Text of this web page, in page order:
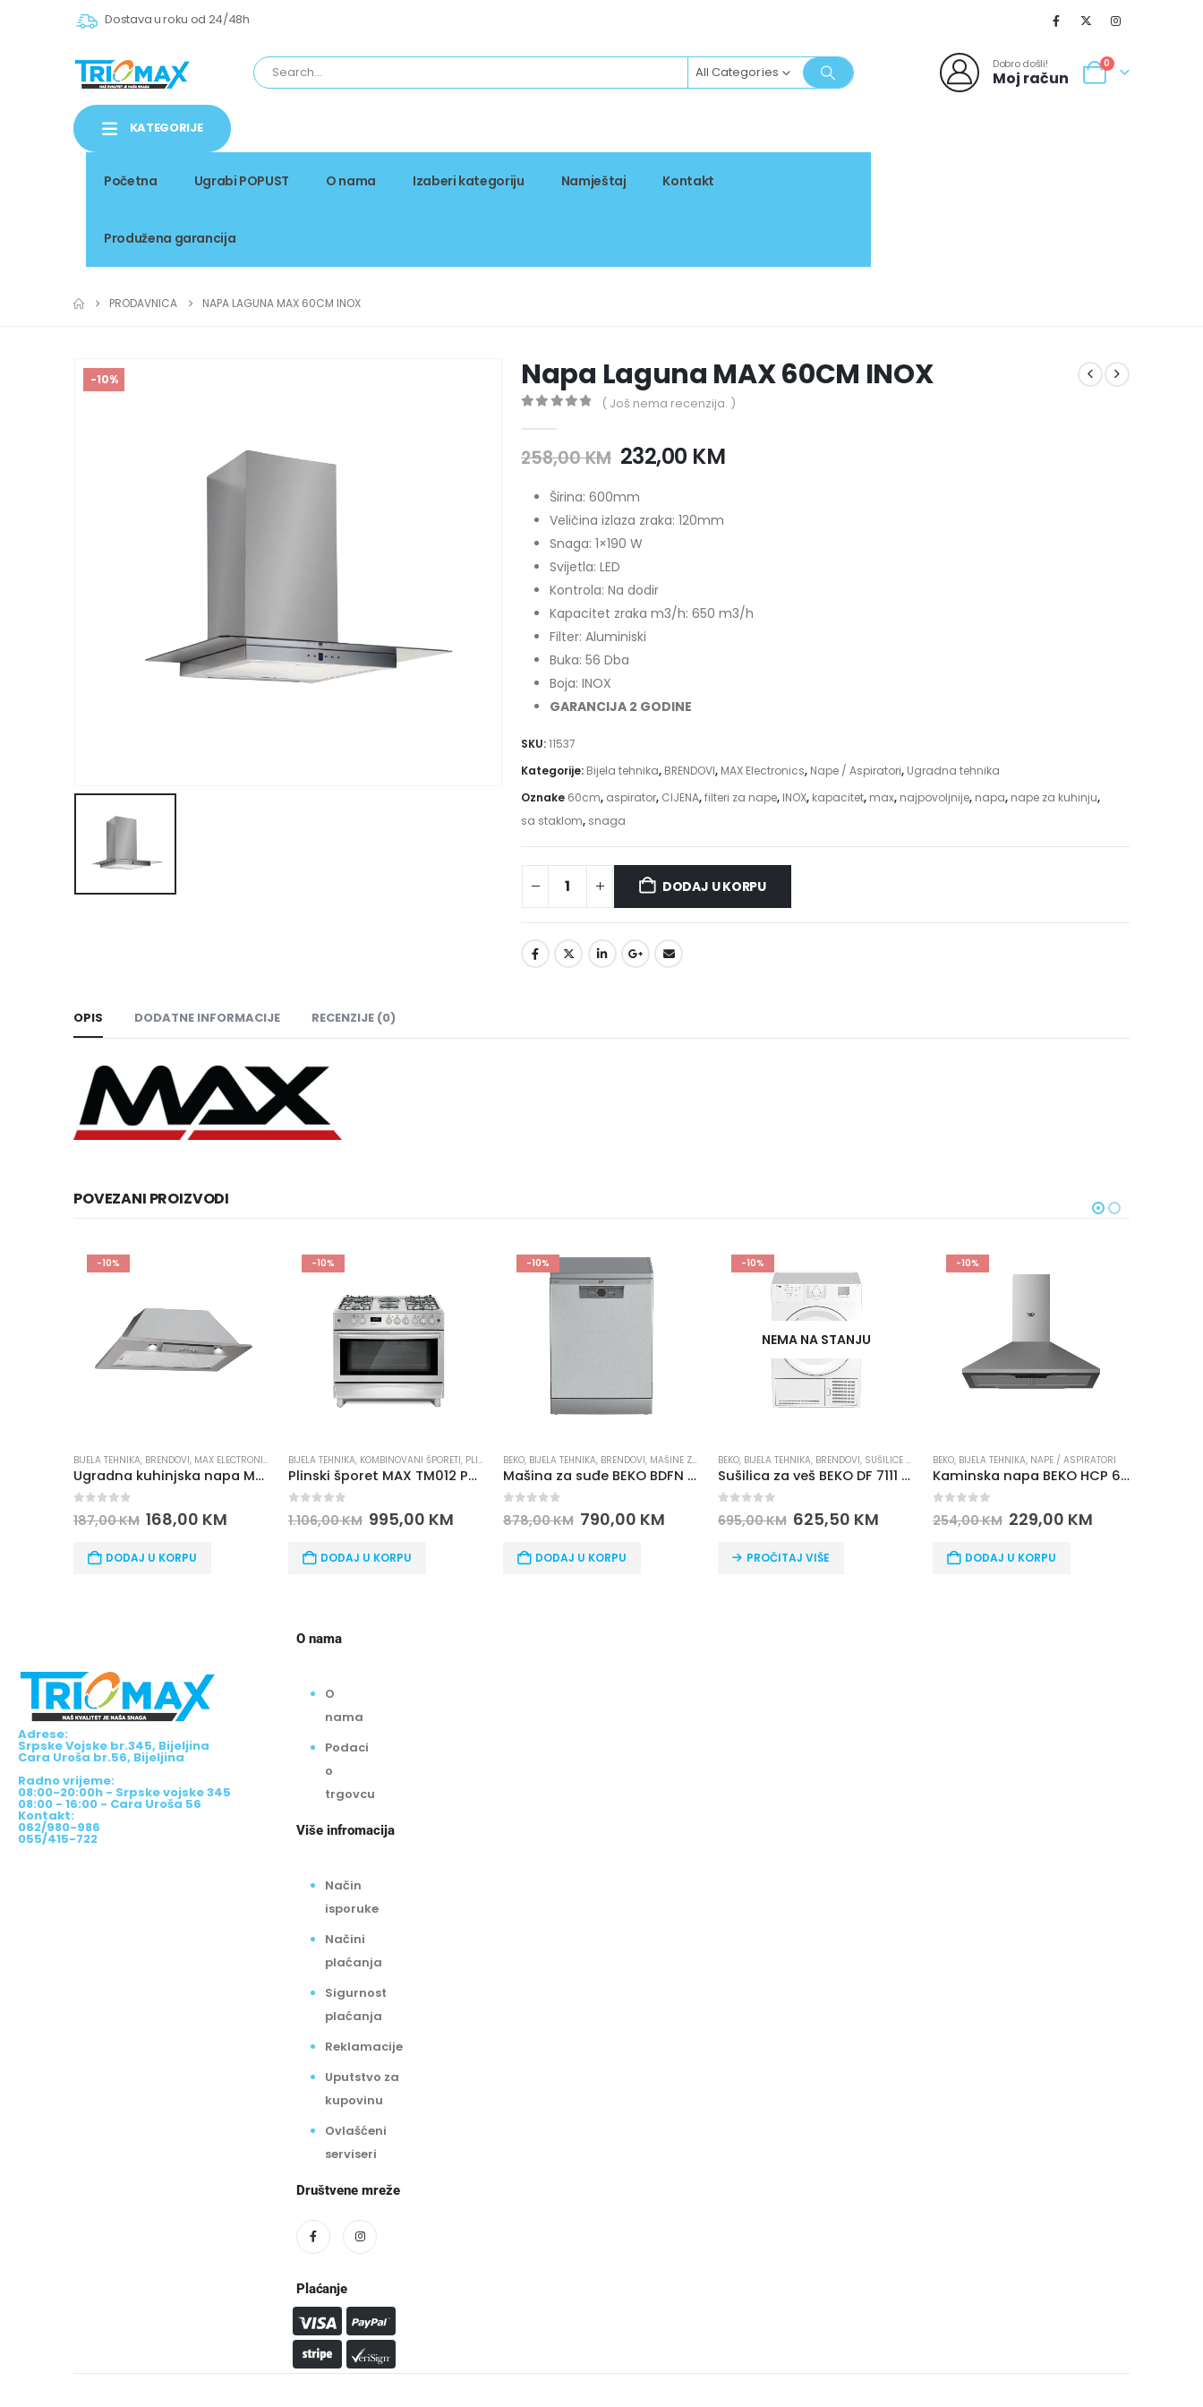
Dostava u roku od 24/48h
All Categories Dobro došli!
Moj račun
0
KATEGORIJE
Početna Ugrabi POPUST O nama Izaberi kategoriju Namještaj Kontakt
Produžena garancija
PRODAVNICA NAPA LAGUNA MAX 60CM INOX
-10% Napa Laguna MAX 60CM INOX
( Još nema recenzija. )
258,00KM 232,00 KM
Širina: 600mm
Veličina izlaza zraka: 120mm
Snaga: 1×190 W
Svijetla: LED
Kontrola: Na dodir
Kapacitet zraka m3/h: 650 m3/h
Filter: Aluminiski
Buka: 56 Dba
Boja: INOX
GARANCIJA 2 GODINE
SKU:11537
Kategorije: Bijela tehnika, BRENDOVI, MAX Electronics, Nape / Aspiratori, Ugradna tehnika
Oznake 60cm, aspirator, CIJENA,filteri za nape, INOX, kapacitet, max, najpovoljnije, napa, nape za kuhinju,
sa staklom, snaga
DODAJ U KORPU
OPIS DODATNE INFORMACIJE RECENZIJE (0)
POVEZANI PROIZVODI
-10%
BIJELA TEHNIKA, BRENDOVI, MAX ELECTRONICS NAPE / ASPIRATORI,UGRADNA TEHNIKA
Ugradna kuhinjska napa MAX 52 cm INOX F9
out of 5
187,00KM 168,00 KM
DODAJ U KORPU
-10%
BIJELA TEHNIKA, KOMBINOVANI ŠPORETI, PLINSKI ŠPORETI ,ŠPORETI
Plinski šporet MAX TM012 P90X60IN4G4+2E
1.106,00KM 995,00 KM
DODAJ U KORPU
-10%
BEKO, BIJELA TEHNIKA, BRENDOVI, MAŠINE ZA SUDOVE
Mašina za suđe BEKO BDFN 26430 X
878,00KM 790,00 KM
DODAJ U KORPU
-10%
NEMA NA STANJU
BEKO, BIJELA TEHNIKA, BRENDOVI, SUŠILICE ZA VEŠ
Sušilica za veš BEKO DF 7111 PAW
695,00KM 625,50 KM
PROČITAJ VIŠE
-10%
BEKO, BIJELA TEHNIKA, NAPE / ASPIRATORI
Kaminska napa BEKO HCP 61310 I
254,00KM 229,00 KM
DODAJ U KORPU
Adrese:
Srpske Vojske br.345, Bijeljina
Cara Uroša br.56, Bijeljina
Radno vrijeme:
08:00-20:00h - Srpske vojske 345
08:00 - 16:00 - Cara Uroša 56
Kontakt:
062/980-986
055/415-722
O nama
O
nama
Podaci
o
trgovcu
Više infromacija
Način
isporuke
Načini
plaćanja
Sigurnost
plaćanja
Reklamacije
Uputstvo za
kupovinu
Ovlašćeni
serviseri
Društvene mreže
Plaćanje